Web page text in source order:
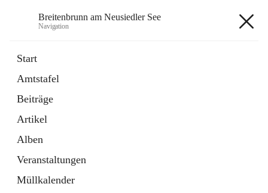
Breitenbrunn am Neusiedler See
Navigation
Start
Amtstafel
Beiträge
Artikel
Alben
Veranstaltungen
Müllkalender
18 Schnellzugriffe
Gemeindeservice